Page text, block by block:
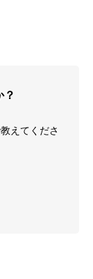
？
えてくださ